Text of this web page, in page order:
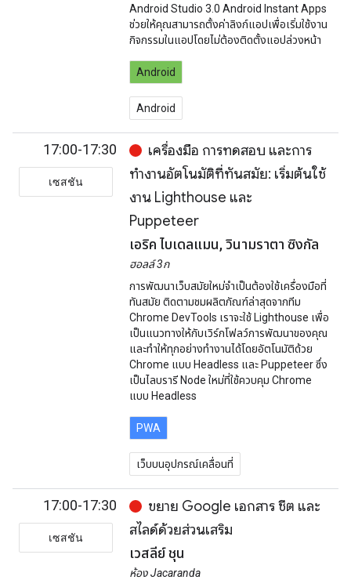
Android Studio 3.0 Android Instant Apps
ช่วยให้คุณสามารถตั้งค่าลิงก์แอปเพื่อเริ่มใช้งาน
กิจกรรมในแอปโดยไม่ต้องติดตั้งแอปล่วงหน้า
Android
Android
17:00-17:30
เซสชัน
เครื่องมือ การทดสอบ และการ
ทำงานอัตโนมัติที่ทันสมัย: เริ่มต้นใช้
งาน Lighthouse และ
Puppeteer
เอริค ไบเดลแมน, วินามราตา ซิงกัล
ฮอลล์ 3ก
การพัฒนาเว็บสมัยใหม่จำเป็นต้องใช้เครื่องมือที่
ทันสมัย ติดตามชมผลิตภัณฑ์ล่าสุดจากทีม
Chrome DevTools เราจะใช้ Lighthouse เพื่อ
เป็นแนวทางให้กับเวิร์กโฟลว์การพัฒนาของคุณ
และทำให้ทุกอย่างทำงานได้โดยอัตโนมัติด้วย
Chrome แบบ Headless และ Puppeteer ซึ่ง
เป็นไลบรารี Node ใหม่ที่ใช้ควบคุม Chrome
แบบ Headless
PWA
เว็บบนอุปกรณ์เคลื่อนที่
17:00-17:30
เซสชัน
ขยาย Google เอกสาร ชีต และ
สไลด์ด้วยส่วนเสริม
เวสลีย์ ชุน
ห้อง Jacaranda